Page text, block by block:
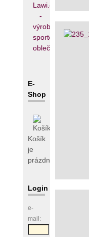
E-
Shop
Košík
je
prázdný
Login
e-
mail: